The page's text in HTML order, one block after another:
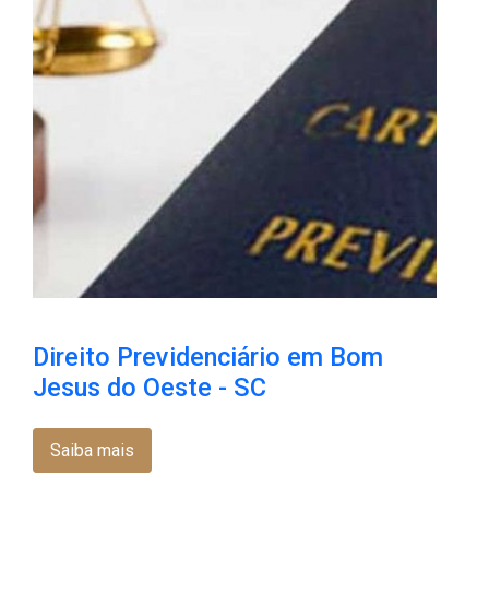
Direito Previdenciário em Bom
Jesus do Oeste - SC
Saiba mais